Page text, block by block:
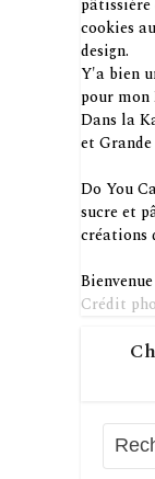
cookies
design.
Y'a bien
pour
Dans la
et
Do You
sucre et
créations
Crédit